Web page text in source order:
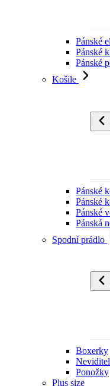
Pánské
Pánské
Pánské
Košile
Pánské
Pánské
Pánské
Pánská
Spodní prádlo
Boxerky
Ponožky
Plus size